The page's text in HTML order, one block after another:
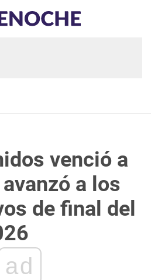
venció a
a los
de final del
ad